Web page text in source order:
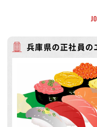
兵庫県の正社員の